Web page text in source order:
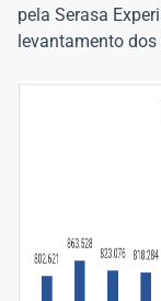
pela Serasa
levantamento